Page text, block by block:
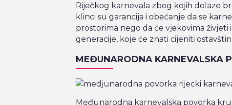
Riječkog karnevala zbog kojih dolaze
klinci su garancija i obećanje da se
prostorima nego da će vjekovima
generacije, koje će znati cijeniti
MEĐUNARODNA KARNEVALSKA
Međunarodna karnevalska povorka